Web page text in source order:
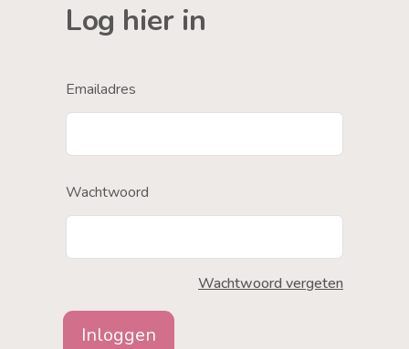
Log hier in
Emailadres
Wachtwoord
Wachtwoord vergeten
Inloggen